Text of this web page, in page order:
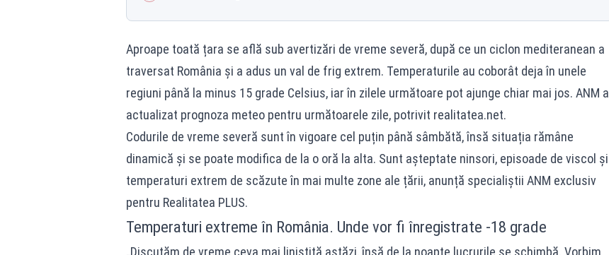
Aproape toată țara se află sub avertizări de vreme severă, după ce un ciclon mediteranean a
traversat România și a adus un val de frig extrem. Temperaturile au coborât deja în unele
regiuni până la minus 15 grade Celsius, iar în zilele următoare pot ajunge chiar mai jos. ANM a
actualizat prognoza meteo pentru următoarele zile, potrivit realitatea.net.
Codurile de vreme severă sunt în vigoare cel puțin până sâmbătă, însă situația rămâne
dinamică și se poate modifica de la o oră la alta. Sunt așteptate ninsori, episoade de viscol și
temperaturi extrem de scăzute în mai multe zone ale țării, anunță specialiștii ANM exclusiv
pentru Realitatea PLUS.
Temperaturi extreme în România. Unde vor fi înregistrate -18 grade
„Discutăm de vreme ceva mai liniștită astăzi, însă de la noapte lucrurile se schimbă. Vorbim